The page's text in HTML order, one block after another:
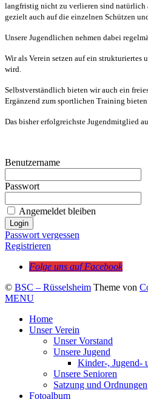
langfristig nicht zu verlieren sind natürlich
gezielt auch auf die einzelnen Schützen
Unsere Jugendlichen nehmen dabei
Wir als Verein setzen auf ein
wird.
Selbstverständlich bieten wir auch ein
Ergänzend zum sportlichen Training
Das bisher erfolgreichste Jugendmitglied
Benutzername
Passwort
Angemeldet bleiben
Passwort vergessen
Registrieren
Folge uns auf Facebook
© BSC – Rüsselsheim Theme von
MENU
Home
Unser Verein
Unser Vorstand
Unsere Jugend
Kinder-, Jugend-
Unsere Senioren
Satzung und Ordnungen
Fotoalbum